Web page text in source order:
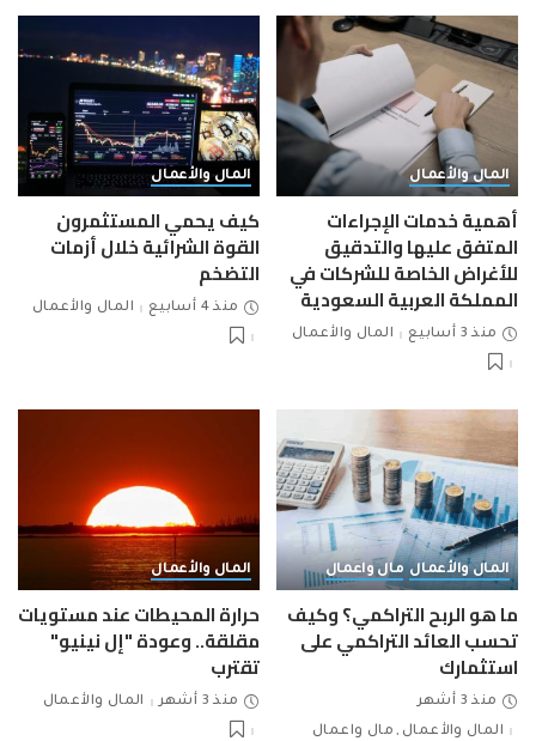
المال والأعمال
أهمية خدمات الإجراءات
المتفق عليها والتدقيق
للأغراض الخاصة للشركات في
المملكة العربية السعودية
منذ 3 أسابيع المال والأعمال
المال والأعمال
كيف يحمي المستثمرون
القوة الشرائية خلال أزمات
التضخم
منذ 4 أسابيع المال والأعمال
المال والأعمال مال واعمال
ما هو الربح التراكمي؟ وكيف
تحسب العائد التراكمي على
استثمارك
منذ 3 أشهر
المال والأعمال
مال واعمال
المال والأعمال
حرارة المحيطات عند مستويات
مقلقة.. وعودة "إل نينيو"
تقترب
منذ 3 أشهر المال والأعمال